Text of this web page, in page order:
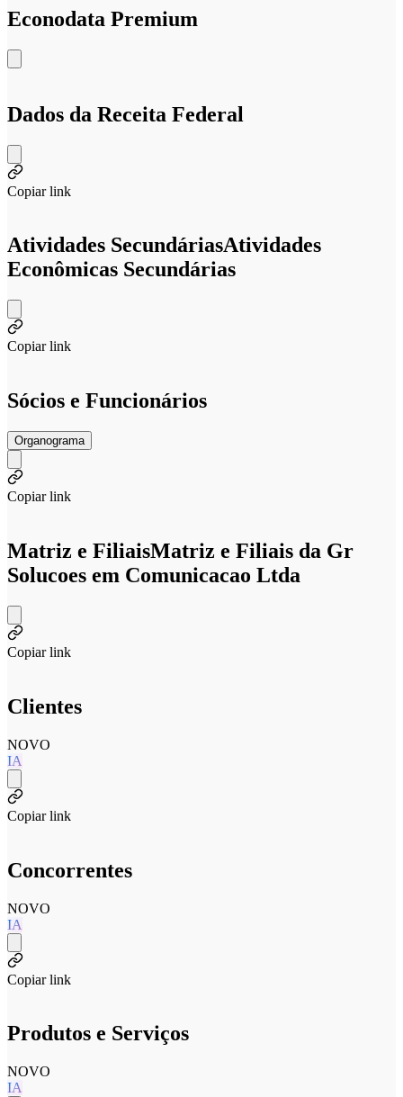
Econodata Premium
Dados da Receita Federal
Copiar link
Atividades SecundáriasAtividades
Econômicas Secundárias
Copiar link
Sócios e Funcionários
Organograma
Copiar link
Matriz e FiliaisMatriz e Filiais da Gr
Solucoes em Comunicacao Ltda
Copiar link
Clientes
NOVO
IA
Copiar link
Concorrentes
NOVO
IA
Copiar link
Produtos e Serviços
NOVO
IA